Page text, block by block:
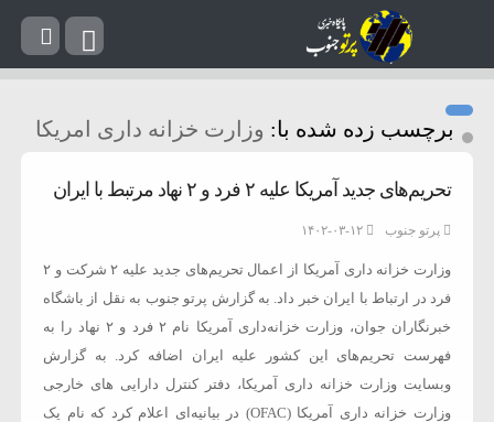
برچسب زده شده با: وزارت خزانه داری امریکا
تحریم‌های جدید آمریکا علیه ۲ فرد و ۲ نهاد مرتبط با ایران
پرتو جنوب ۱۴۰۲-۰۳-۱۲
وزارت خزانه داری آمریکا از اعمال تحریم‌های جدید علیه ۲ شرکت و ۲
فرد در ارتباط با ایران خبر داد. به گزارش پرتو جنوب به نقل از باشگاه
خبرنگاران جوان، وزارت خزانه‌داری آمریکا نام ۲ فرد و ۲ نهاد را به
فهرست تحریم‌های این کشور علیه ایران اضافه کرد. به گزارش
وبسایت وزارت خزانه داری آمریکا، دفتر کنترل دارایی های خارجی
وزارت خزانه داری آمریکا (OFAC) در بیانیه‌ای اعلام کرد که نام یک